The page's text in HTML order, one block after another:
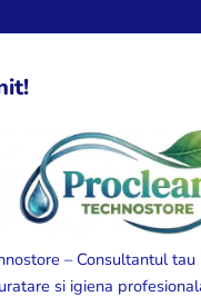
– Consultantul tau
si igiena